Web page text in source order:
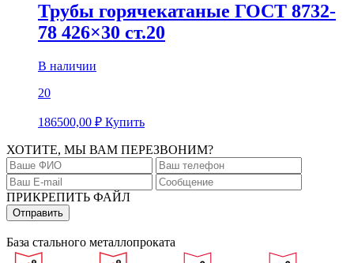
Трубы горячекатаные ГОСТ 8732-
78 426×30 ст.20
В наличии
20
186500,00 ₽ Купить
ХОТИТЕ, МЫ ВАМ ПЕРЕЗВОНИМ?
ПРИКРЕПИТЬ ФАЙЛ
База стального металлопроката